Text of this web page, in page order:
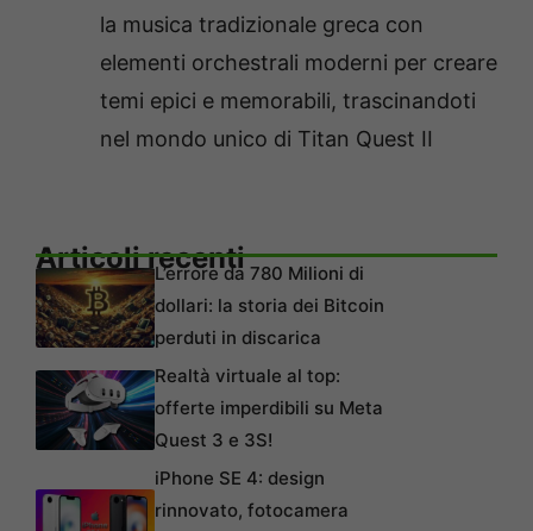
la musica tradizionale greca con
elementi orchestrali moderni per creare
temi epici e memorabili, trascinandoti
nel mondo unico di Titan Quest II
Articoli recentiL’errore da 780 Milioni di
dollari: la storia dei Bitcoin
perduti in discarica
Realtà virtuale al top:
offerte imperdibili su Meta
Quest 3 e 3S!
iPhone SE 4: design
rinnovato, fotocamera